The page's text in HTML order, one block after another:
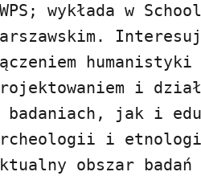
wykłada w
i
badaniach, jak i
i
obszar